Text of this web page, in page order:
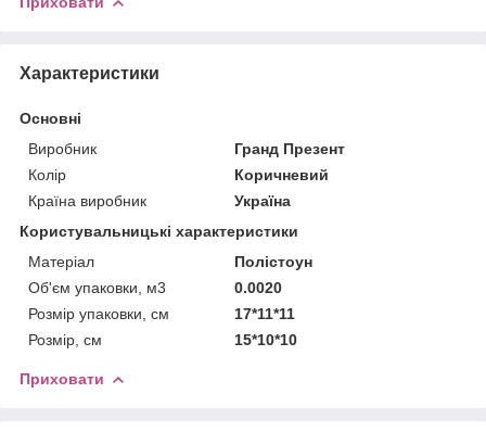
Характеристики
Основні
Виробник
Гранд Презент
Колір
Коричневий
Країна виробник
Україна
Користувальницькі характеристики
Матеріал
Полістоун
Об'єм упаковки, м3
0.0020
Розмір упаковки, см
17*11*11
Розмір, см
15*10*10
Приховати